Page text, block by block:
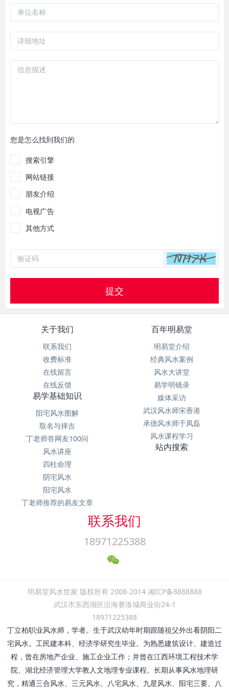
您是怎么找到我们的
搜索引擎
网站链接
朋友介绍
电视广告
其他方式
提交
关于我们
联系我们
收费标准
在线留言
在线反馈
百年明易堂
明易堂介绍
经典风水案例
风水大讲堂
易学明镜录
媒体采访
武汉风水师宋香港
承德风水师于凤磊
风水课程学习
易学基础知识
阳宅风水图解
取名与择吉
丁老师答网友100问
风水讲座
四柱命理
阴宅风水
阳宅风水
丁老师推荐的易友文章
站内搜索
联系我们
18971225388
明易堂风水世家 版权所有 2008-2014 湘ICP备8888888
武汉市东西湖区沿海赛洛城商业街24-1
18971225388
丁立柏职业风水师，学者。生于武汉幼年时期跟随祖父外出看阴阳二
宅风水。工民建本科、经济学研究生毕业。为熟悉建筑设计、建造过
程，曾在房地产企业、施工企业工作；并曾在江西环境工程技术学
院、湖北经济管理大学教人文地理专业课程。长期从事风水地理研
究，精通三合风水、三元风水、八宅风水、九星风水、阳宅三要、八